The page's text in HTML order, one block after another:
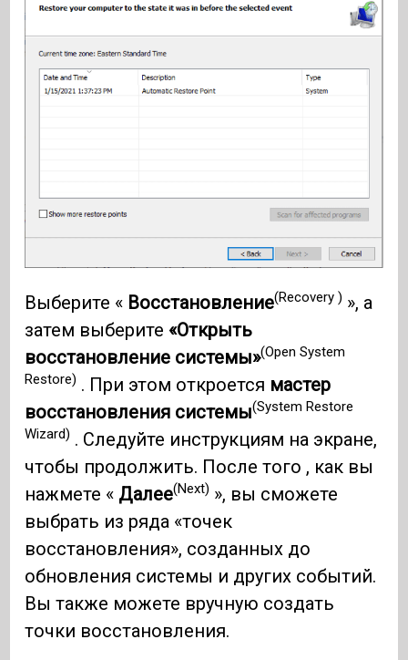
Выберите « Восстановление(Recovery ) », а
затем выберите «Открыть
восстановление системы»(Open System
Restore) . При этом откроется мастер
восстановления системы(System Restore
Wizard) . Следуйте инструкциям на экране,
чтобы продолжить. После того , как вы
нажмете « Далее(Next) », вы сможете
выбрать из ряда «точек
восстановления», созданных до
обновления системы и других событий.
Вы также можете вручную создать
точки восстановления.